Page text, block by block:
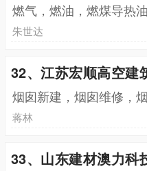
燃气，燃油，燃煤导热
朱世达
32、江苏宏顺高空建
烟囱新建，烟囱维修，
蒋林
33、山东建材澳力科